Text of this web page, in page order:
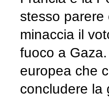
stesso parere
minaccia il
fuoco a
europea che
concludere la